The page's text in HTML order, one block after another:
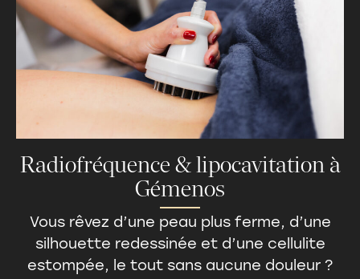
Radiofréquence & lipocavitation à
Gémenos
Vous rêvez d’une peau plus ferme, d’une
silhouette redessinée et d’une cellulite
estompée, le tout sans aucune douleur ?